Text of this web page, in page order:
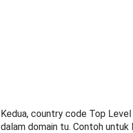
Kedua, country code Top
dalam domain tu. Contoh untuk